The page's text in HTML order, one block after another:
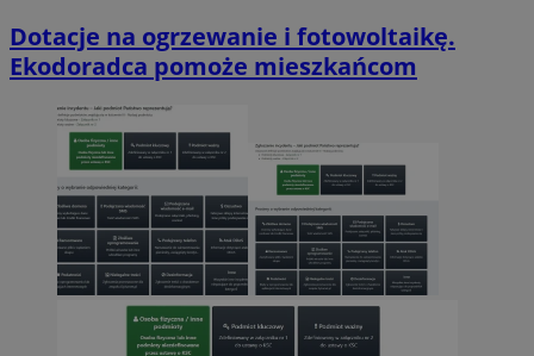
Dotacje na ogrzewanie i fotowoltaikę.
Ekodoradca pomoże mieszkańcom